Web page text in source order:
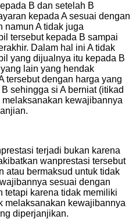
B dan setelah B
kepada A sesuai dengan
namun A tidak juga
tersebut kepada B sampai
Dalam hal ini A tidak
yang dijualnya itu kepada B
lain yang hendak
tersebut dengan harga yang
sehingga si A berniat (itikad
melaksanakan kewajibannya
terjadi bukan karena
wanprestasi tersebut
atau bermaksud untuk tidak
sesuai dengan
tetapi karena tidak memiliki
melaksanakan kewajibannya
diperjanjikan.